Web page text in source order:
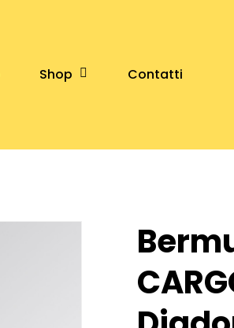
Shop Contatti